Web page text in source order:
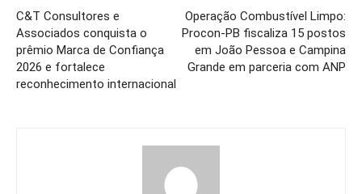
C&T Consultores e
Associados conquista o
prêmio Marca de Confiança
2026 e fortalece
reconhecimento internacional
Operação Combustível Limpo:
Procon-PB fiscaliza 15 postos
em João Pessoa e Campina
Grande em parceria com ANP